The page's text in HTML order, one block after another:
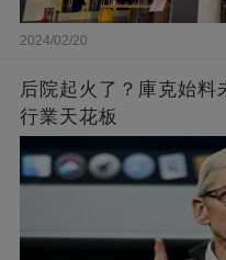
2024/02/20
后院起火了？庫克始料
行業天花板